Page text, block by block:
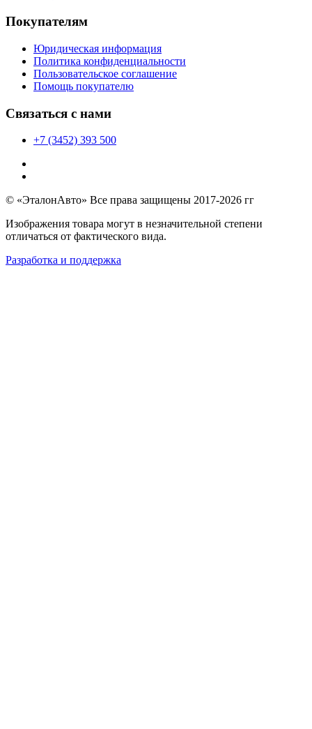
Покупателям
Юридическая информация
Политика конфиденциальности
Пользовательское соглашение
Помощь покупателю
Связаться с нами
+7 (3452) 393 500
© «ЭталонАвто» Все права защищены 2017-2026 гг
Изображения товара могут в незначительной степени
отличаться от фактического вида.
Разработка и поддержка